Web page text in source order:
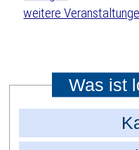
weitere
Was ist